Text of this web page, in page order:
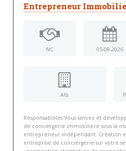
Entrepreneur
NC 05-08-2026
Alb
Responsabilités Vous lancez et
de conciergerie immobilière sous la
entrepreneur indépendant. Création
entreprise de conciergerie sur votre